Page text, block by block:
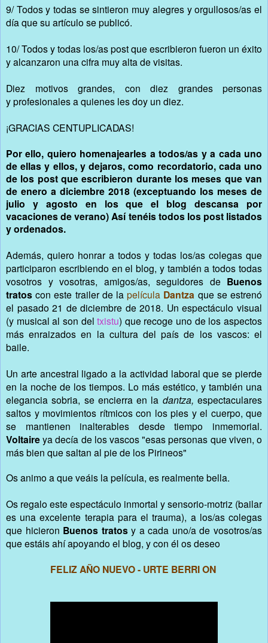
9/ Todos y todas se sintieron muy alegres y orgullosos/as el
día que su artículo se publicó.
10/ Todos y todas los/as post que escribieron fueron un éxito
y alcanzaron una cifra muy alta de visitas.
Diez motivos grandes, con diez grandes personas
y profesionales a quienes les doy un diez.
¡GRACIAS CENTUPLICADAS!
Por ello, quiero homenajearles a todos/as y a cada uno
de ellas y ellos, y dejaros, como recordatorio, cada uno
de los post que escribieron durante los meses que van
de enero a diciembre 2018 (exceptuando los meses de
julio y agosto en los que el blog descansa por
vacaciones de verano) Así tenéis todos los post listados
y ordenados.
Además, quiero honrar a todos y todas los/as colegas que
participaron escribiendo en el blog, y también a todos todas
vosotros y vosotras, amigos/as, seguidores de Buenos
tratos con este trailer de lapelícula Dantza que se estrenó
el pasado 21 de diciembre de 2018. Un espectáculo visual
(y musical al son deltxistu) que recoge uno de los aspectos
más enraizados en la cultura del país de los vascos: el
baile.
Un arte ancestral ligado a la actividad laboral que se pierde
en la noche de los tiempos. Lo más estético, y también una
elegancia sobria, se encierra en la dantza, espectaculares
saltos y movimientos rítmicos con los pies y el cuerpo, que
se mantienen inalterables desde tiempo inmemorial.
Voltaireya decía de los vascos"esas personas que viven, o
más bien que saltan al pie de los Pirineos"
Os animo a que veáis la película, es realmente bella.
Os regalo este espectáculo inmortal y sensorio-motriz (bailar
es una excelente terapia para el trauma), a los/as colegas
que hicieron Buenos tratosy a cada uno/a de vosotros/as
que estáis ahí apoyando el blog, y con él os deseo
FELIZ AÑO NUEVO - URTE BERRI ON